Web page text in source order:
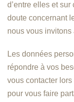
d’entre elles et
doute concernant
nous vous invitons
Les données
répondre à vos
vous contacter
pour vous faire